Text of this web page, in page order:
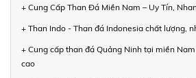
+ Cung Cấp Than Đá Miền Nam – Uy Tín,
+ Than Indo - Than đá Indonesia chất lượng,
+ Cung cấp than đá Quảng Ninh tại miền
cao